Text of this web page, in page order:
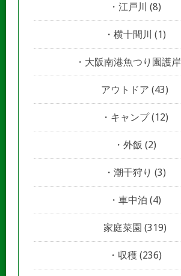
江戸川 (8)
横十間川 (1)
大阪南港魚つり園護岸
アウトドア (43)
キャンプ(12)
外飯 (2)
潮干狩り (3)
車中泊 (4)
家庭菜園 (319)
収穫 (236)